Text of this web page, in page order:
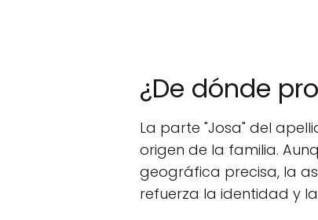
¿De dónde
La parte "Josa" del
origen de la familia.
geográfica precisa, la
refuerza la identidad y